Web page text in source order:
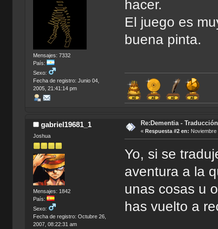
Mensajes: 7332
País:
Sexo:
Fecha de registro: Junio 04,
2005, 21:41:14 pm
hacer.
El juego es
buena pinta.
gabriel19681_1
Joshua
Mensajes: 1842
País:
Sexo:
Fecha de registro: Octubre 26,
2007, 08:22:31 am
Re:Dementia -
« Respuesta #2 en: Noviembre
Yo, si se
aventura a la
unas cosas u
has vuelto a